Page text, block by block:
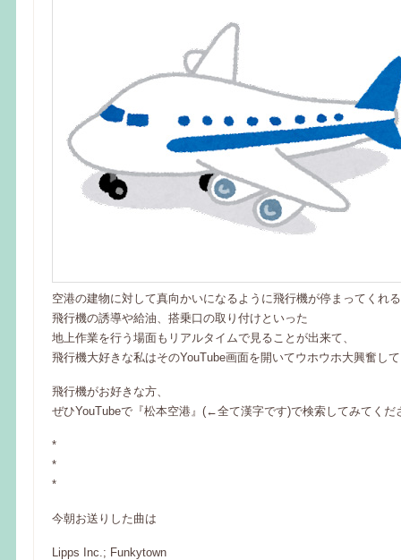
空港の建物に対して真向かいになるように飛行機が停まってくれ
飛行機の誘導や給油、搭乗口の取り付けといった
地上作業を行う場面もリアルタイムで見ることが出来て、
飛行機大好きな私はそのYouTube画面を開いてウホウホ大興奮し
飛行機がお好きな方、
ぜひYouTubeで『松本空港』(←全て漢字です)で検索してみてくだ
*
*
*
今朝お送りした曲は
Lipps Inc.; Funkytown